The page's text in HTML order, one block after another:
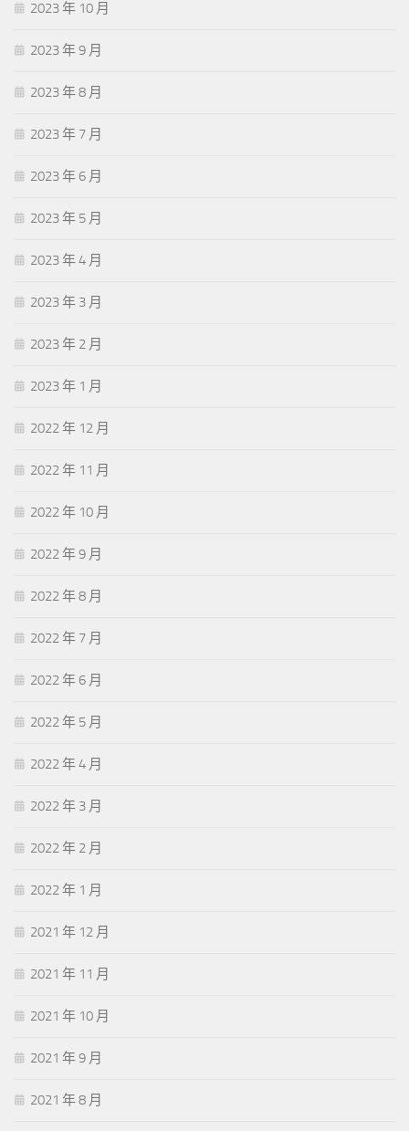
2023 年 10 月
2023 年 9 月
2023 年 8 月
2023 年 7 月
2023 年 6 月
2023 年 5 月
2023 年 4 月
2023 年 3 月
2023 年 2 月
2023 年 1 月
2022 年 12 月
2022 年 11 月
2022 年 10 月
2022 年 9 月
2022 年 8 月
2022 年 7 月
2022 年 6 月
2022 年 5 月
2022 年 4 月
2022 年 3 月
2022 年 2 月
2022 年 1 月
2021 年 12 月
2021 年 11 月
2021 年 10 月
2021 年 9 月
2021 年 8 月